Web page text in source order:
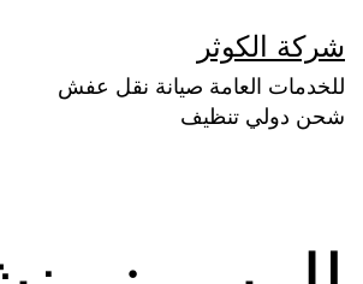
إلى
المحتوى
شركة الكوثر
للخدمات العامة صيانة نقل عفش
شحن دولي تنظيف